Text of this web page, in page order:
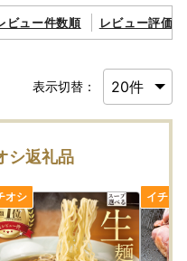
ビュー件数順 レビュー評価順
表示切替：
シ返礼品